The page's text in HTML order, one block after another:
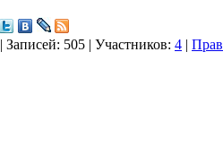
| Записей: 505 | Участников: 4 |